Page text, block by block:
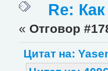
Re:
« Отговор
Цитат на: